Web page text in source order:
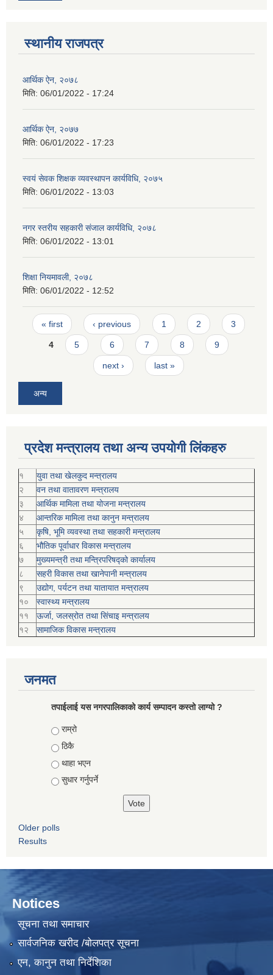
स्थानीय राजपत्र
आर्थिक ऐन, २०७८
मिति: 06/01/2022 - 17:24
आर्थिक ऐन, २०७७
मिति: 06/01/2022 - 17:23
स्वयं सेवक शिक्षक व्यवस्थापन कार्यविधि, २०७५
मिति: 06/01/2022 - 13:03
नगर स्तरीय सहकारी संजाल कार्यविधि, २०७८
मिति: 06/01/2022 - 13:01
शिक्षा नियमावली, २०७८
मिति: 06/01/2022 - 12:52
Pages
« first ‹ previous 1 2 3
4 5 6 7 8 9
next › last »
अन्य
प्रदेश मन्त्रालय तथा अन्य उपयोगी लिंकहरु
१
युवा तथा खेलकुद मन्त्रालय
२
वन तथा वातावरण मन्त्रालय
३
आर्थिक मामिला तथा योजना मन्त्रालय
४
आन्तरिक मामिला तथा कानुन मन्त्रालय
५
कृषि, भूमि व्यवस्था तथा सहकारी मन्त्रालय
६
भौतिक पूर्वाधार विकास मन्त्रालय
७
मुख्यमन्त्री तथा मन्त्रिपरिषद्को कार्यालय
८
सहरी विकास तथा खानेपानी मन्त्रालय
९
उद्योग, पर्यटन तथा यातायात मन्त्रालय
१०
स्वास्थ्य मन्त्रालय
११
ऊर्जा, जलस्रोत तथा सिंचाइ मन्त्रालय
१२
सामाजिक विकास मन्‍‍त्रालय
जनमत
तपाईलाई यस नगरपालिकाको कार्य सम्पादन कस्तो लाग्यो ?
Choices
राम्रो
ठिकै
थाहा भएन
सुधार गर्नुपर्ने
Older polls
Results
Notices
सूचना तथा समाचार
सार्वजनिक खरीद /बोलपत्र सूचना
एन, कानुन तथा निर्देशिका